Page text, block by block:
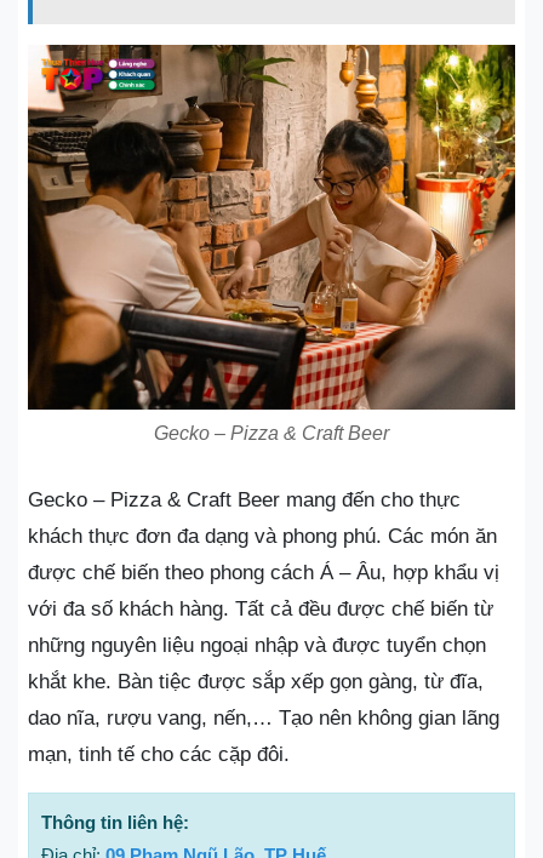
Gecko – Pizza & Craft Beer
Gecko – Pizza & Craft Beer mang đến cho thực
khách thực đơn đa dạng và phong phú. Các món ăn
được chế biến theo phong cách Á – Âu, hợp khẩu vị
với đa số khách hàng. Tất cả đều được chế biến từ
những nguyên liệu ngoại nhập và được tuyển chọn
khắt khe. Bàn tiệc được sắp xếp gọn gàng, từ đĩa,
dao nĩa, rượu vang, nến,… Tạo nên không gian lãng
mạn, tinh tế cho các cặp đôi.
Thông tin liên hệ: